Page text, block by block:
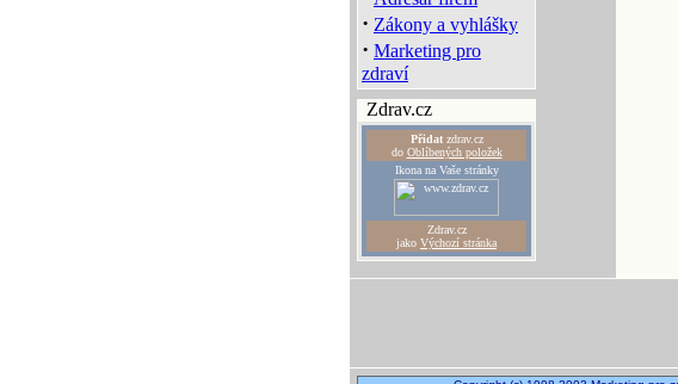
· Zákony a vyhlášky
· Marketing pro
zdraví
Zdrav.cz
Přidatzdrav.cz
do Oblíbených položek
Ikona na Vaše stránky
Zdrav.cz
jako Výchozí stránka